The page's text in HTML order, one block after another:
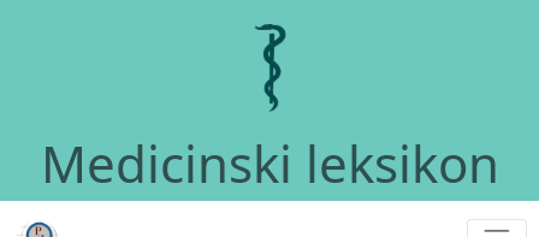
Medicinski leksikon